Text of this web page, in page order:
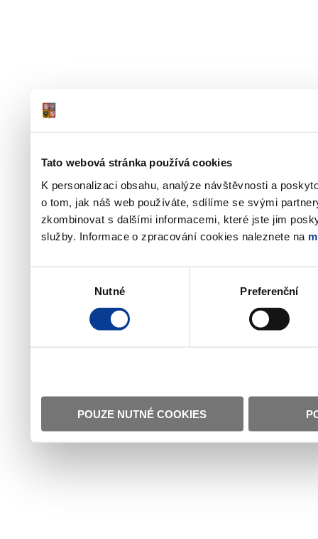
Tato webová stránka používá cookies
K personalizaci obsahu, analýze návštěvnosti a
o tom, jak náš web používáte, sdílíme se svými
zkombinovat s dalšími informacemi, které jste jim
služby. Informace o zpracování cookies naleznete na
Nutné Preferenční
POUZE NUTNÉ COOKIES